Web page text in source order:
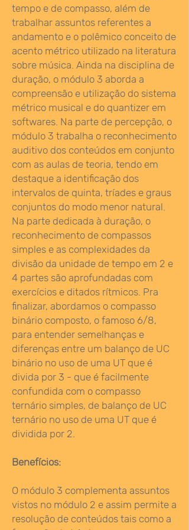
tempo e de compasso, além de
trabalhar assuntos referentes a
andamento e o polêmico conceito de
acento métrico utilizado na literatura
sobre música. Ainda na disciplina de
duração, o módulo 3 aborda a
compreensão e utilização do sistema
métrico musical e do quantizer em
softwares. Na parte de percepção, o
módulo 3 trabalha o reconhecimento
auditivo dos conteúdos em conjunto
com as aulas de teoria, tendo em
destaque a identificação dos
intervalos de quinta, tríades e graus
conjuntos do modo menor natural.
Na parte dedicada à duração, o
reconhecimento de compassos
simples e as complexidades da
divisão da unidade de tempo em 2 e
4 partes são aprofundadas com
exercícios e ditados rítmicos. Pra
finalizar, abordamos o compasso
binário composto, o famoso 6/8,
para entender semelhanças e
diferenças entre um balanço de UC
binário no uso de uma UT que é
divida por 3 - que é facilmente
confundida com o compasso
ternário simples, de balanço de UC
ternário no uso de uma UT que é
dividida por 2.
Benefícios:
O módulo 3 complementa assuntos
vistos no módulo 2 e assim permite a
resolução de conteúdos tais como a